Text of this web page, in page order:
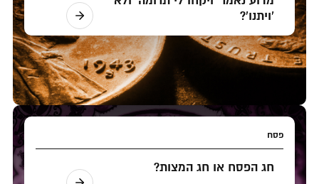
'ויתנו'?
פסח
חג הפסח או חג המצות?